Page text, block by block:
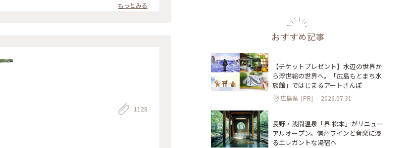
もっとみる
1128
おすすめ記事
【チケットプレゼント】水辺の世界か
ら浮世絵の世界へ。「広島もとまち水
族館」ではじまるアートさんぽ
広島県 [PR] 2026.07.31
長野・浅間温泉「界 松本」がリニュー
アルオープン。信州ワインと音楽に浸
るエレガントな湯宿へ